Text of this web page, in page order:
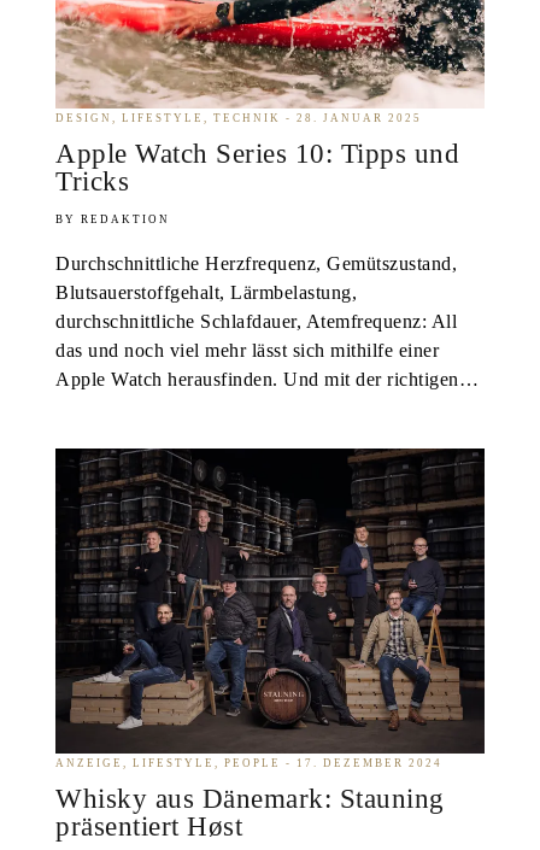
DESIGN LIFESTYLE TECHNIK 28. JANUAR 2025
Apple Watch Series 10: Tipps und
Tricks
REDAKTION
Durchschnittliche Herzfrequenz, Gemütszustand,
Blutsauerstoffgehalt, Lärmbelastung,
durchschnittliche Schlafdauer, Atemfrequenz: All
das und noch viel mehr lässt sich mithilfe einer
Apple Watch herausfinden. Und mit der richtigen…
ANZEIGE LIFESTYLE PEOPLE 17. DEZEMBER 2024
Whisky aus Dänemark: Stauning
präsentiert Høst